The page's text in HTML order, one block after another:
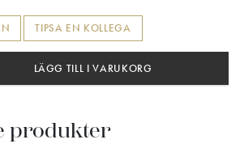
TIPSA EN KOLLEGA
LÄGG TILL I VARUKORG
produkter